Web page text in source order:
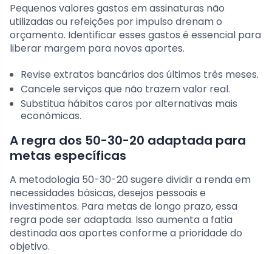
Pequenos valores gastos em assinaturas não
utilizadas ou refeições por impulso drenam o
orçamento. Identificar esses gastos é essencial para
liberar margem para novos aportes.
Revise extratos bancários dos últimos três meses.
Cancele serviços que não trazem valor real.
Substitua hábitos caros por alternativas mais
econômicas.
A regra dos 50-30-20 adaptada para
metas específicas
A metodologia 50-30-20 sugere dividir a renda em
necessidades básicas, desejos pessoais e
investimentos. Para metas de longo prazo, essa
regra pode ser adaptada. Isso aumenta a fatia
destinada aos aportes conforme a prioridade do
objetivo.